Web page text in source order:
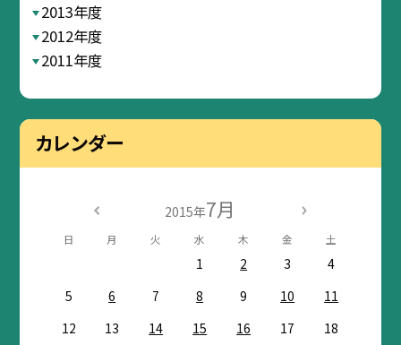
2013年度
2012年度
2011年度
カレンダー
2015年7月
日 月 火 水 木 金 土
1 2 3
4
5
6 7 8 9 10
11
12
13 14 15 16 17
18